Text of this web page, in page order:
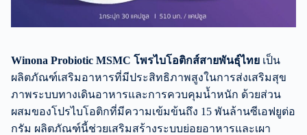
Winona Probiotic MSMC โพรไบโอติกส์สายพันธุ์ไทย เป็น
ผลิตภัณฑ์เสริมอาหารที่มีประสิทธิภาพสูงในการส่งเสริมสุข
ภาพระบบทางเดินอาหารและการควบคุมน้ำหนัก ด้วยส่วน
ผสมของโปรไบโอติกที่มีความเข้มข้นถึง 15 พันล้านซีเอฟยูต่อ
กรัม ผลิตภัณฑ์นี้ช่วยเสริมสร้างระบบย่อยอาหารและเผา